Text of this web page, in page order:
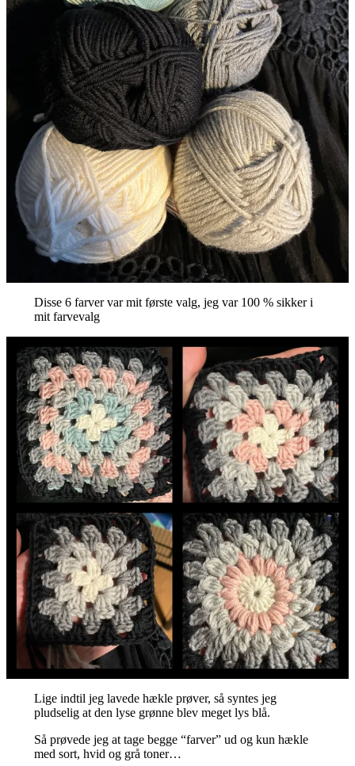
Disse 6 farver var mit første valg, jeg var 100 % sikker i
mit farvevalg
Lige indtil jeg lavede hækle prøver, så syntes jeg
pludselig at den lyse grønne blev meget lys blå.
Så prøvede jeg at tage begge “farver” ud og kun hækle
med sort, hvid og grå toner…